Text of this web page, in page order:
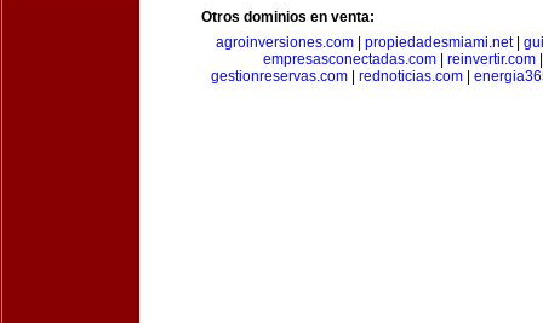
Otros dominios en venta:
agroinversiones.com
propiedadesmiami.net|
empresasconectadas.com| reinvertir.com
gestionreservas.com| rednoticias.com|